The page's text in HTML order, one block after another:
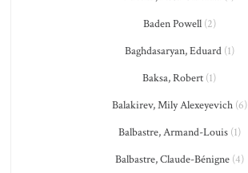
Baden Powell(2)
Baghdasaryan, Eduard(1)
Baksa, Robert (1)
Balakirev, Mily Alexeyevich(6)
Balbastre, Armand-Louis(1)
Balbastre, Claude-Bénigne(4)